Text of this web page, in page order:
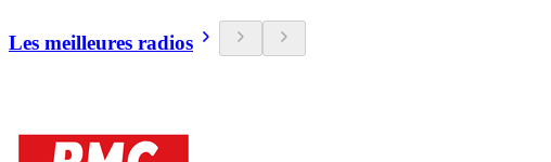
Les meilleures radios